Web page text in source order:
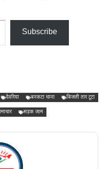
Subscribe
देवरिया बनकटा थाना बिजली तार टूटा
सड़क जाम